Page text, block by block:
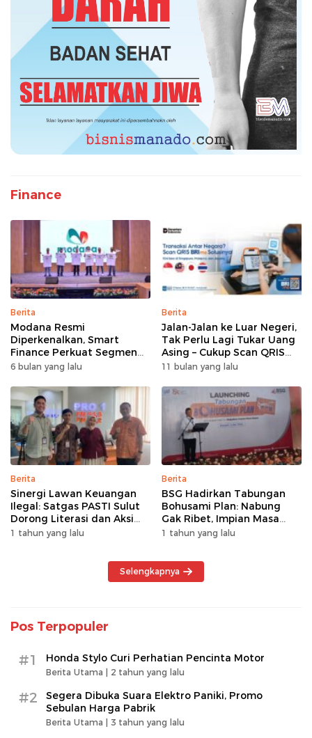
Finance
Berita
Modana Resmi
Diperkenalkan, Smart
Finance Perkuat Segmen
Pembiayaan Multiguna
6 bulan yang lalu
Berita
Jalan-Jalan ke Luar Negeri,
Tak Perlu Lagi Tukar Uang
Asing – Cukup Scan QRIS
Pakai BRImo
11 bulan yang lalu
Berita
Sinergi Lawan Keuangan
Ilegal: Satgas PASTI Sulut
Dorong Literasi dan Aksi
Kolektif Masyarakat
1 tahun yang lalu
Berita
BSG Hadirkan Tabungan
Bohusami Plan: Nabung
Gak Ribet, Impian Masa
Depan Makin Dekat!
1 tahun yang lalu
Selengkapnya
Pos Terpopuler
#1 Honda Stylo Curi Perhatian Pencinta Motor
Berita Utama | 2 tahun yang lalu
#2
Segera Dibuka Suara Elektro Paniki, Promo
Sebulan Harga Pabrik
Berita Utama | 3 tahun yang lalu